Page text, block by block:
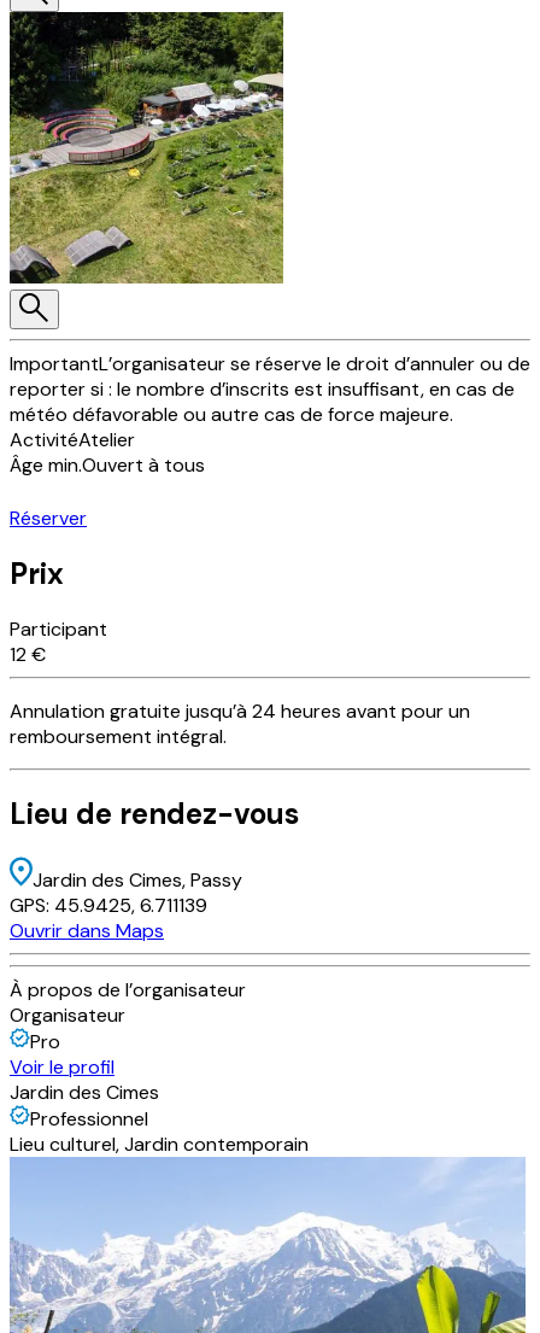
ImportantL’organisateur se réserve le droit d’annuler ou de
reporter si : le nombre d’inscrits est insuffisant, en cas de
météo défavorable ou autre cas de force majeure.
ActivitéAtelier
Âge min.Ouvert à tous
Réserver
Prix
Participant
12 €
Annulationgratuite jusqu’à 24 heures avant pour un
remboursement intégral.
Lieu de rendez-vous
Jardin des Cimes, Passy
GPS: 45.9425,6.711139
Ouvrir dans Maps
À propos de l’organisateur
Organisateur
Pro
Voir le profil
Jardin des Cimes
Professionnel
Lieu culturel, Jardin contemporain